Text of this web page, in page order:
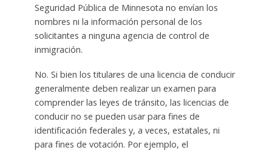
Seguridad Pública de Minnesota no envían los
nombres ni la información personal de los
solicitantes a ninguna agencia de control de
inmigración.
No. Si bien los titulares de una licencia de conducir
generalmente deben realizar un examen para
comprender las leyes de tránsito, las licencias de
conducir no se pueden usar para fines de
identificación federales y, a veces, estatales, ni
para fines de votación. Por ejemplo, el